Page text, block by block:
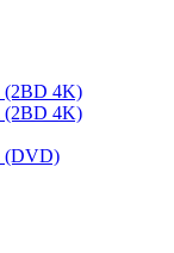
(2BD 4K)
(2BD 4K)
(DVD)